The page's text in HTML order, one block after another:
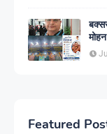
Featured